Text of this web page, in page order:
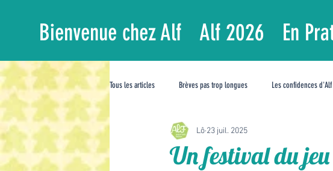
Bienvenue chez Alf Alf 2026 En
Tous les articles Brèves pas trop longues Les confidences d'Alf
Un festival du jeu
Lô 23 juil. 2025